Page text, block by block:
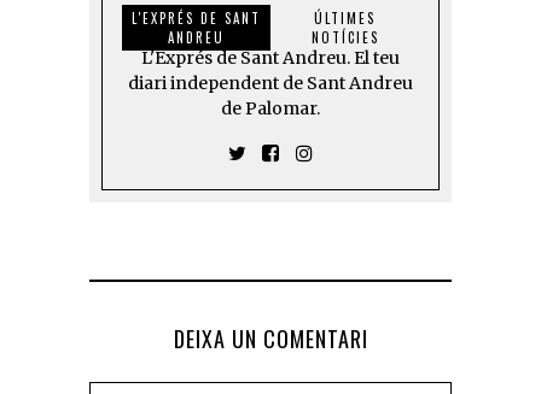
L'EXPRÉS DE SANT
ANDREU
ÚLTIMES
NOTÍCIES
L'Exprés de Sant Andreu. El teu
diari independent de Sant Andreu
de Palomar.
DEIXA UN COMENTARI